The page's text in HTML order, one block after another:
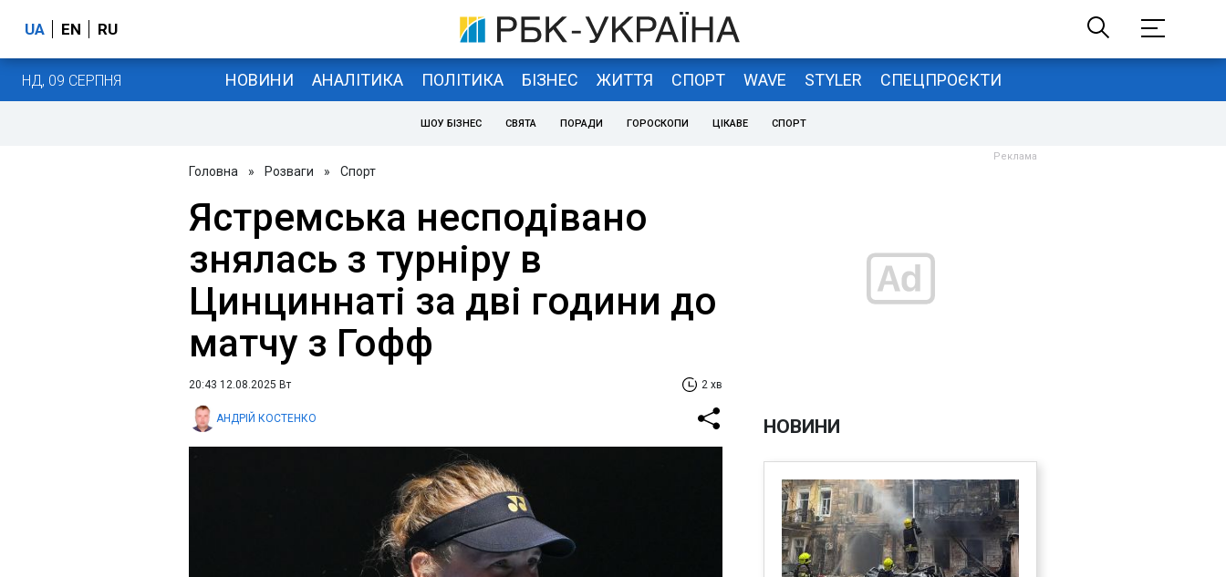
UA EN RU
НД, 09 СЕРПНЯ НОВИНИ АНАЛІТИКА ПОЛІТИКА БІЗНЕС ЖИТТЯ СПОРТ WAVE STYLER СПЕЦПРОЄКТИ
ШОУ БІЗНЕС СВЯТА ПОРАДИ ГОРОСКОПИ ЦІКАВЕ СПОРТ
Головна » Розваги » Спорт
Ястремська несподівано
знялась з турніру в
Цинциннаті за дві години до
матчу з Гофф
20:43 12.08.2025 Вт 2 хв
АНДРІЙ КОСТЕНКО НОВИНИ